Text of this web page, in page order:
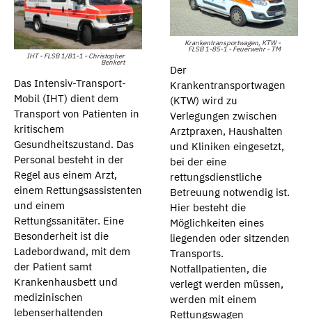
IHT - FLSB 1/81-1 - Christopher
Benkert
Das Intensiv-Transport-
Mobil (IHT) dient dem
Transport von Patienten in
kritischem
Gesundheitszustand. Das
Personal besteht in der
Regel aus einem Arzt,
einem Rettungsassistenten
und einem
Rettungssanitäter. Eine
Besonderheit ist die
Ladebordwand, mit dem
der Patient samt
Krankenhausbett und
medizinischen
lebenserhaltenden
Krankentransportwagen, KTW -
FLSB 1-85-1 - Feuerwehr - TM
Der
Krankentransportwagen
(KTW) wird zu
Verlegungen zwischen
Arztpraxen, Haushalten
und Kliniken eingesetzt,
bei der eine
rettungsdienstliche
Betreuung notwendig ist.
Hier besteht die
Möglichkeiten eines
liegenden oder sitzenden
Transports.
Notfallpatienten, die
verlegt werden müssen,
werden mit einem
Rettungswagen